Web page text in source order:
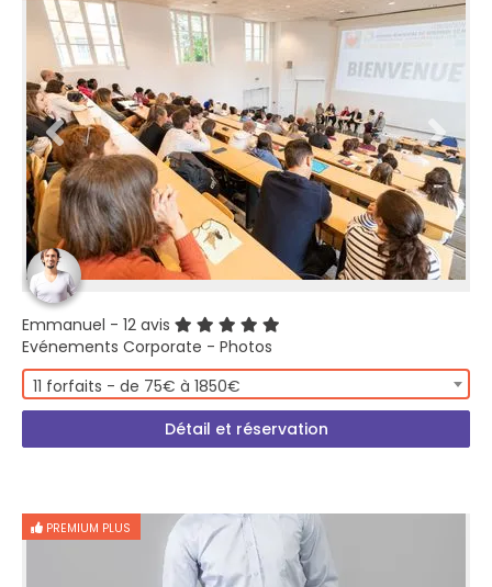
Emmanuel - 12 avis
Evénements Corporate - Photos
11 forfaits - de 75€ à 1850€
Détail et réservation
PREMIUM PLUS